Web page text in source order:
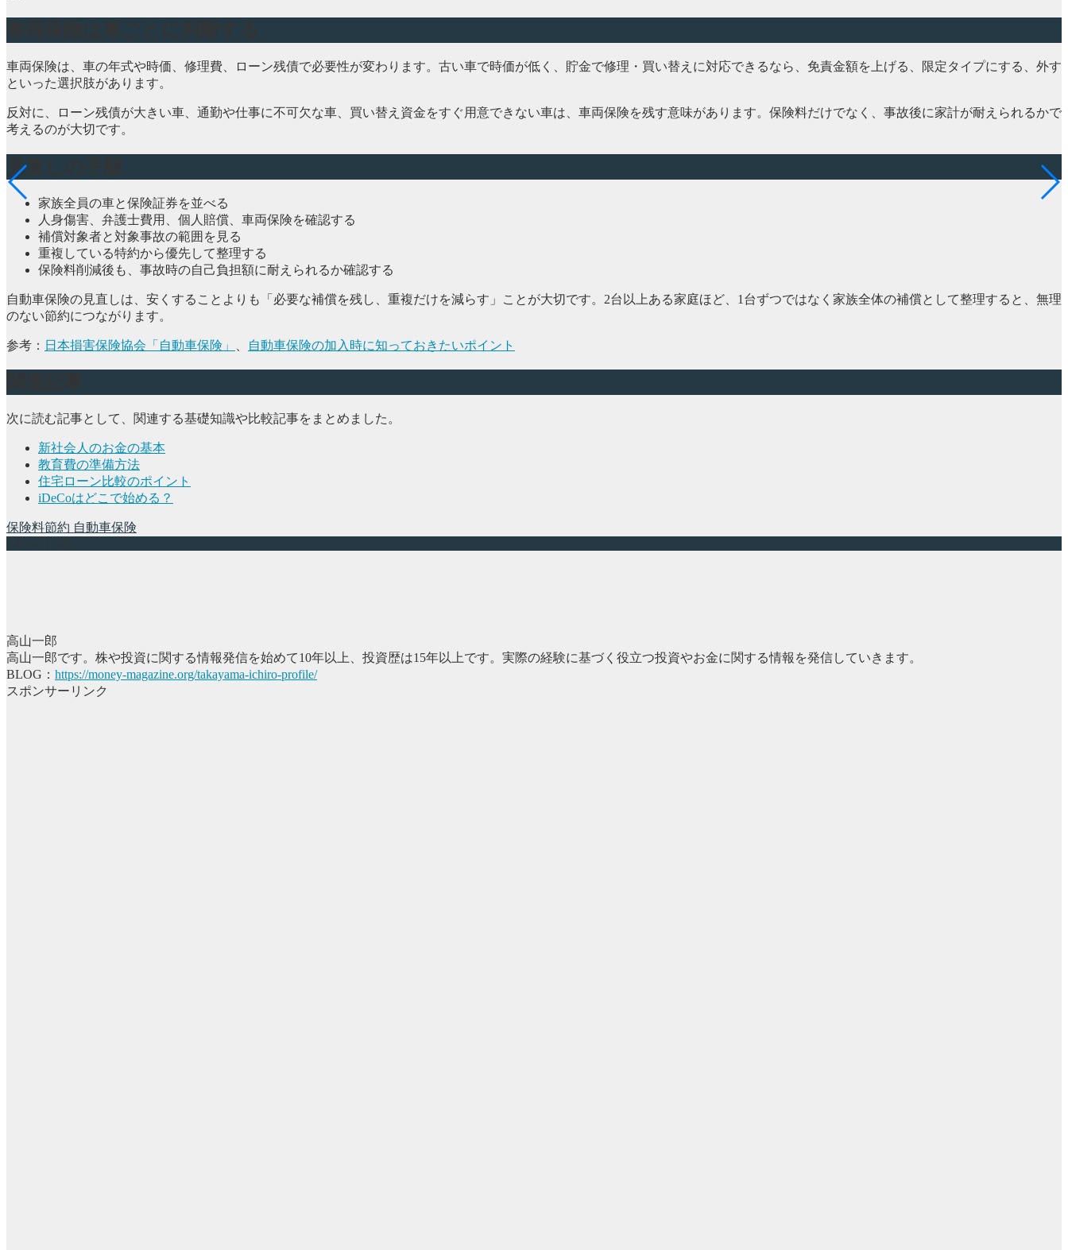
車両保険は、車の年式や時価、修理費、ローン残債で必要性が変わります。古い車で時価が低く、貯金で修理・買い替えに対応できるなら、免責金額を上げる、限定タイプにする、外す
といった選択肢があります。
反対に、ローン残債が大きい車、通勤や仕事に不可欠な車、買い替え資金をすぐ用意できない車は、車両保険を残す意味があります。保険料だけでなく、事故後に家計が耐えられるかで
考えるのが大切です。
見直しの手順
家族全員の車と保険証券を並べる
人身傷害、弁護士費用、個人賠償、車両保険を確認する
補償対象者と対象事故の範囲を見る
重複している特約から優先して整理する
保険料削減後も、事故時の自己負担額に耐えられるか確認する
自動車保険の見直しは、安くすることよりも「必要な補償を残し、重複だけを減らす」ことが大切です。2台以上ある家庭ほど、1台ずつではなく家族全体の補償として整理すると、無理
のない節約につながります。
参考： 日本損害保険協会「自動車保険」 自動車保険の加入時に知っておきたいポイント
次に読む記事として、関連する基礎知識や比較記事をまとめました。
新社会人のお金の基本
教育費の準備方法
住宅ローン比較のポイント
iDeCoはどこで始める？
保険料節約 自動車保険
高山一郎
高山一郎です。株や投資に関する情報発信を始めて10年以上、投資歴は15年以上です。実際の経験に基づく役立つ投資やお金に関する情報を発信していきます。
BLOG： https://money-magazine.org/takayama-ichiro-profile/
スポンサーリンク